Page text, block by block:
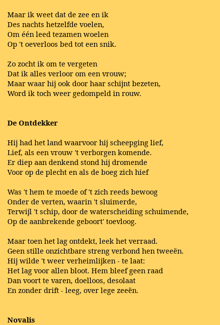
Maar ik weet dat de zee en ik
Des nachts hetzelfde voelen,
Om één leed tezamen woelen
Op 't oeverloos bed tot een snik.
Zo zocht ik om te vergeten
Dat ik alles verloor om een vrouw;
Maar waar hij ook door haar schijnt bezeten,
Word ik toch weer gedompeld in rouw.
De Ontdekker
Hij had het land waarvoor hij scheepging lief,
Lief, als een vrouw 't verborgen komende.
Er diep aan denkend stond hij dromende
Voor op de plecht en als de boeg zich hief
Was 't hem te moede of 't zich reeds bewoog
Onder de verten, waarin 't sluimerde,
Terwijl 't schip, door de waterscheiding schuimende,
Op de aanbrekende geboort' toevloog.
Maar toen het lag ontdekt, leek het verraad.
Geen stille onzichtbare streng verbond hen tweeën.
Hij wilde 't weer verheimlijken - te laat:
Het lag voor allen bloot. Hem bleef geen raad
Dan voort te varen, doelloos, desolaat
En zonder drift - leeg, over lege zeeën.
Novalis